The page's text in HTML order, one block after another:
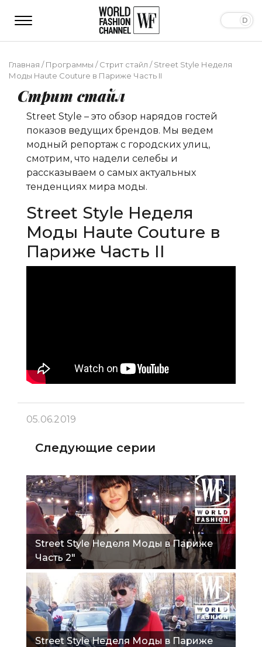
Главная /Программы /Стрит стайл /Street Style Неделя
Моды Haute Couture в Париже Часть II
Стрит стайл
Street Style – это обзор нарядов гостей
показов ведущих брендов. Мы ведем
модный репортаж с городских улиц,
смотрим, что надели селебы и
рассказываем о самых актуальных
тенденциях мира моды.
Street Style Неделя
Моды Haute Couture в
Париже Часть II
05.06.2019
Следующие серии
Street Style Неделя Моды в Париже
Часть 2"
Street Style Неделя Моды в Париже